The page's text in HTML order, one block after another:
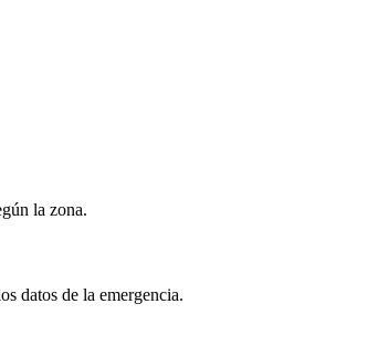
la zona.
datos de la emergencia.